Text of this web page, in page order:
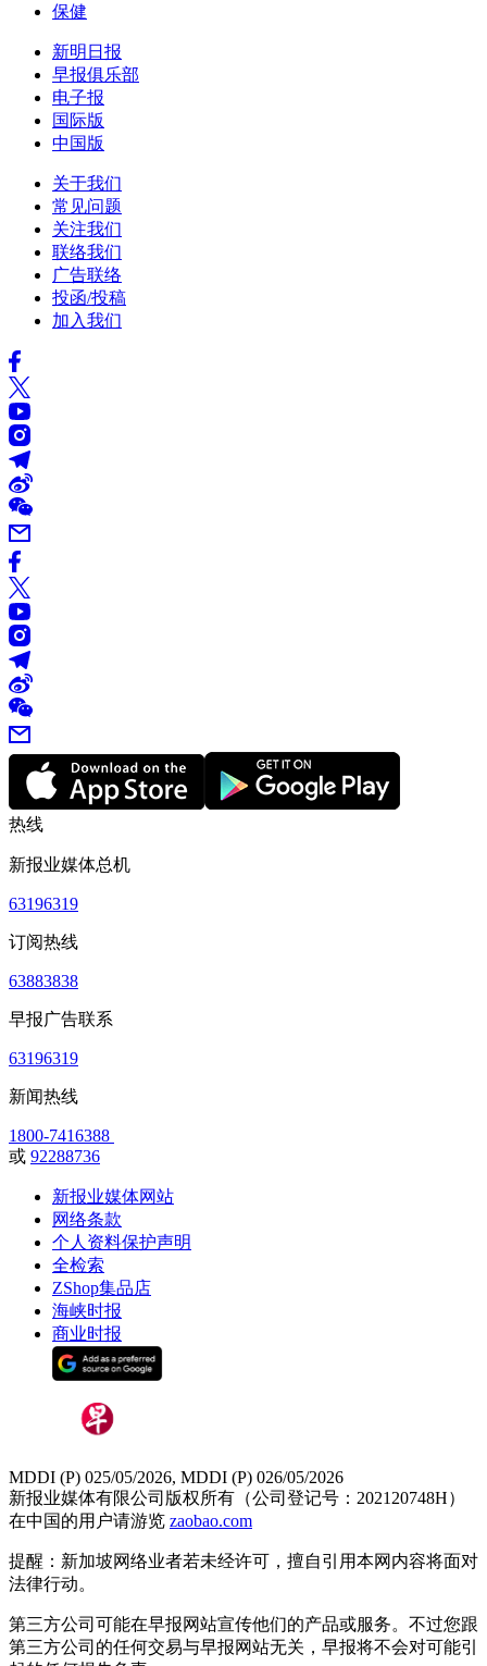
保健
新明日报
早报俱乐部
电子报
国际版
中国版
关于我们
常见问题
关注我们
联络我们
广告联络
投函/投稿
加入我们
热线
新报业媒体总机
63196319
订阅热线
63883838
早报广告联系
63196319
新闻热线
1800-7416388
或 92288736
新报业媒体网站
网络条款
个人资料保护声明
全检索
ZShop集品店
海峡时报
商业时报
MDDI (P) 025/05/2026, MDDI (P) 026/05/2026
新报业媒体有限公司版权所有（公司登记号：202120748H）
在中国的用户请游览 zaobao.com
提醒：新加坡网络业者若未经许可，擅自引用本网内容将面对
法律行动。
第三方公司可能在早报网站宣传他们的产品或服务。不过您跟
第三方公司的任何交易与早报网站无关，早报将不会对可能引